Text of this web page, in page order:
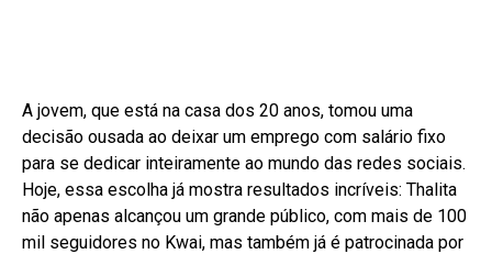
A jovem, que está na casa dos 20 anos, tomou uma
decisão ousada ao deixar um emprego com salário fixo
para se dedicar inteiramente ao mundo das redes sociais.
Hoje, essa escolha já mostra resultados incríveis: Thalita
não apenas alcançou um grande público, com mais de 100
mil seguidores no Kwai, mas também já é patrocinada por